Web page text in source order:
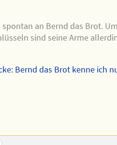
an Bernd das Brot.
sind seine Arme
Bernd das Brot kenne ich